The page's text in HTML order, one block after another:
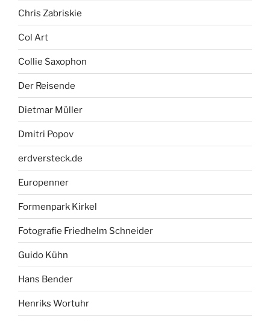
Chris Zabriskie
Col Art
Collie Saxophon
Der Reisende
Dietmar Müller
Dmitri Popov
erdversteck.de
Europenner
Formenpark Kirkel
Fotografie Friedhelm Schneider
Guido Kühn
Hans Bender
Henriks Wortuhr